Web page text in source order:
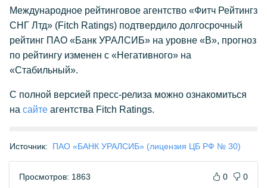
Международное рейтинговое агентство «Фитч Рейтингз
СНГ Лтд» (Fitch Ratings) подтвердило долгосрочный
рейтинг ПАО «Банк УРАЛСИБ» на уровне «В», прогноз
по рейтингу изменен с «Негативного» на
«Стабильный».
С полной версией пресс-релиза можно ознакомиться
на сайте агентства Fitch Ratings.
Источник: ПАО «БАНК УРАЛСИБ» (лицензия ЦБ РФ № 30)
Просмотров: 1863 0 0